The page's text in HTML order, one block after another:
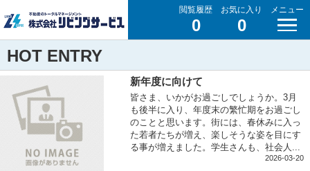
閲覧履歴
0
お気に入り
0
メニュー
HOT ENTRY
新年度に向けて
皆さま、いかがお過ごしでしょうか。3月
も後半に入り、年度末の繁忙期をお過ごし
のことと思います。街には、春休みに入っ
た若者たちが増え、楽しそうな姿を目にす
る事が増えました。学生さんも、社会人...
2026-03-20